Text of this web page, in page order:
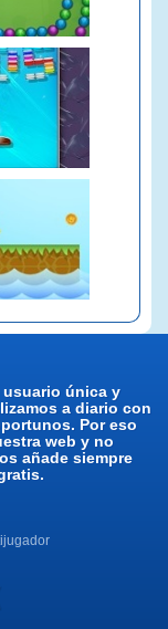
usuario única y
a diario con
Por eso
web y no
añade siempre